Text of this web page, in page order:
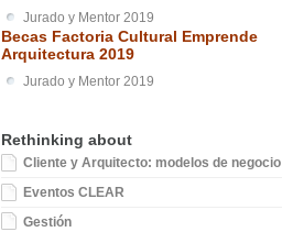
Jurado y Mentor 2019
Becas Factoria Cultural Emprende
Arquitectura 2019
Jurado y Mentor 2019
Rethinking about
Cliente y Arquitecto: modelos de negocio
Eventos CLEAR
Gestión